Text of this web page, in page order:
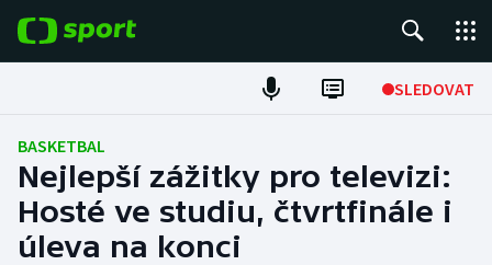
SLEDOVAT
Fotbal
Hokej
Tenis
BASKETBAL
Nejlepší zážitky pro televizi:
Hosté ve studiu, čtvrtfinále i
úleva na konci